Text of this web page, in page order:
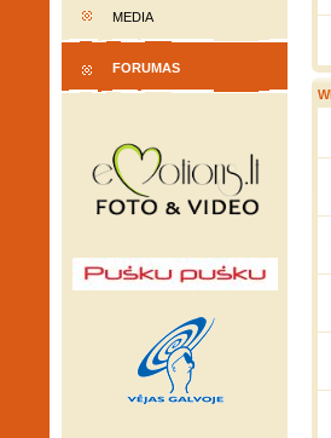
MEDIA
FORUMAS